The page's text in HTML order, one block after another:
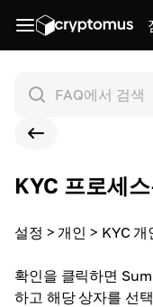
KYC 프로세
설정 > 개인 > KYC
확인을 클릭하면
하고 해당 상자를 선